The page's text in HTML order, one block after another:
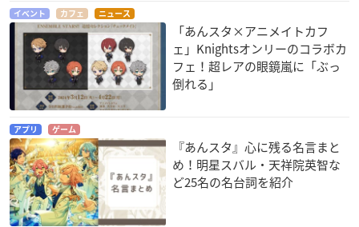
イベント カフェ ニュース
「あんスタ×アニメイトカフ
ェ」Knightsオンリーのコラボカ
フェ！超レアの眼鏡嵐に「ぶっ
倒れる」
アプリ ゲーム
『あんスタ』心に残る名言まと
め！明星スバル・天祥院英智な
ど25名の名台詞を紹介